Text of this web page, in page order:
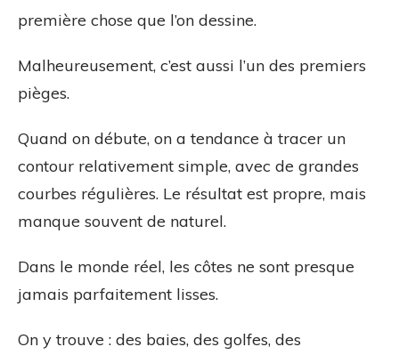
première chose que l’on dessine.
Malheureusement, c’est aussi l’un des premiers
pièges.
Quand on débute, on a tendance à tracer un
contour relativement simple, avec de grandes
courbes régulières. Le résultat est propre, mais
manque souvent de naturel.
Dans le monde réel, les côtes ne sont presque
jamais parfaitement lisses.
On y trouve : des baies, des golfes, des